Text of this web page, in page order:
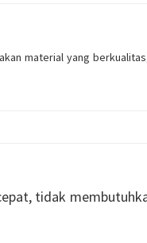
material yang
tidak